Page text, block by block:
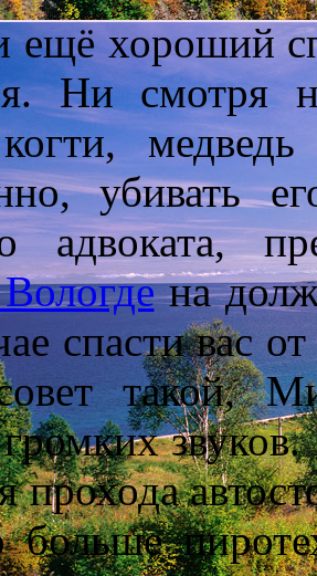
ещё хороший
Ни смотря
медведь
убивать
адвоката,
на
спасти вас
такой,
прохода
больше